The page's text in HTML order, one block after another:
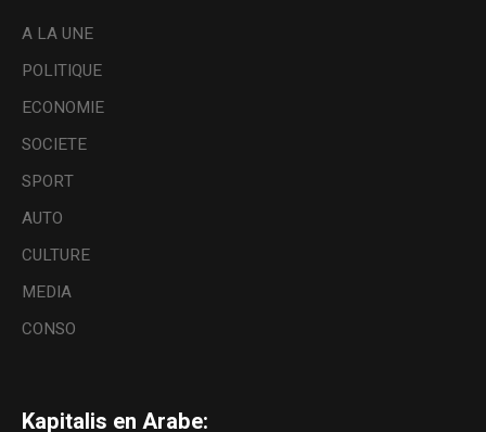
A LA UNE
POLITIQUE
ECONOMIE
SOCIETE
SPORT
AUTO
CULTURE
MEDIA
CONSO
Kapitalis en Arabe: